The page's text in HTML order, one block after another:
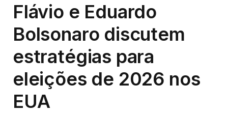
Flávio e Eduardo
Bolsonaro discutem
estratégias para
eleições de 2026 nos
EUA